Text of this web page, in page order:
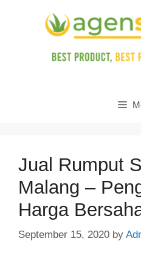
Jual Rumput
Malang –
Harga
September 15, 2020 by